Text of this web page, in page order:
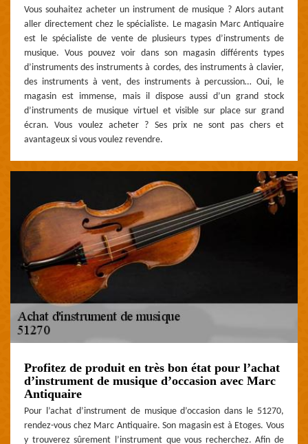
Vous souhaitez acheter un instrument de musique ? Alors autant
aller directement chez le spécialiste. Le magasin Marc Antiquaire
est le spécialiste de vente de plusieurs types d’instruments de
musique. Vous pouvez voir dans son magasin différents types
d’instruments des instruments à cordes, des instruments à clavier,
des instruments à vent, des instruments à percussion… Oui, le
magasin est immense, mais il dispose aussi d’un grand stock
d’instruments de musique virtuel et visible sur place sur grand
écran. Vous voulez acheter ? Ses prix ne sont pas chers et
avantageux si vous voulez revendre.
Profitez de produit en très bon état pour l’achat
d’instrument de musique d’occasion avec Marc
Antiquaire
Pour l’achat d’instrument de musique d’occasion dans le 51270,
rendez-vous chez Marc Antiquaire. Son magasin est à Etoges. Vous
y trouverez sûrement l’instrument que vous recherchez. Afin de